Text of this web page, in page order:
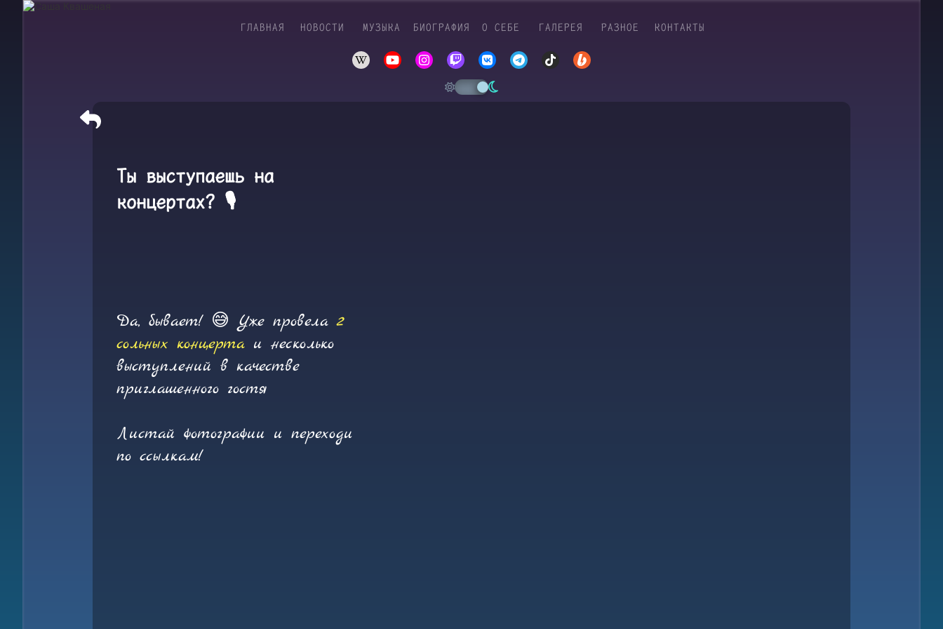
ГЛАВНАЯ НОВОСТИ МУЗЫКА БИОГРАФИЯ О СЕБЕ ГАЛЕРЕЯ РАЗНОЕ КОНТАКТЫ
Ты выступаешь на
концертах? 🎙️
Да, бывает! 😅 Уже провела2
сольных концерта и несколько
выступлений в качестве
приглашенного гостя
Листай фотографии и переходи
по ссылкам!